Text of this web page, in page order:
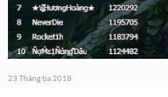
23 Tháng ba 2018